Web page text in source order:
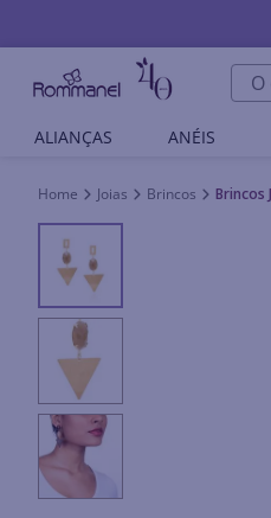
O
ALIANÇAS ANÉIS
Joias Brincos Brincos